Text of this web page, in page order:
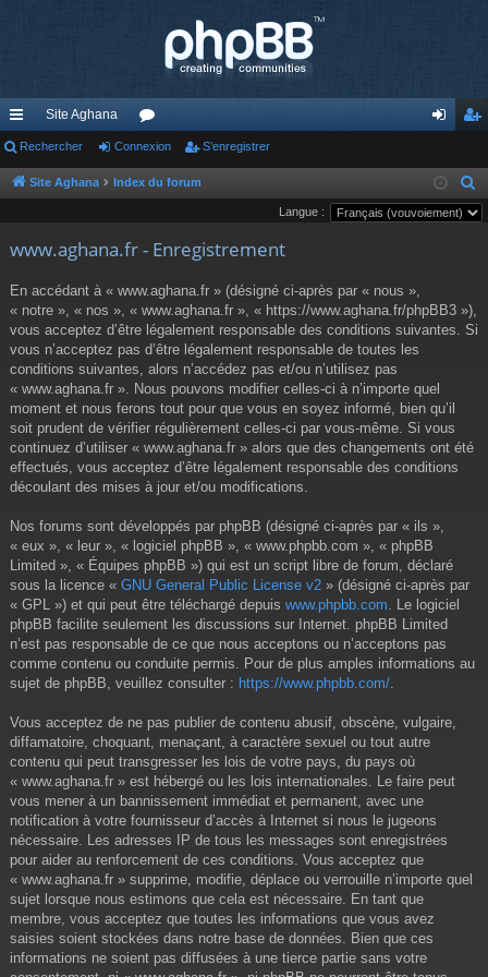
cc
ès
pi
Site Aghana
or
u ne
xi
nr
eg
r
Rechercher Connexion S’enregistrer
Site Aghana Index du forum
e
Langue :
www.aghana.fr - Enregistrement
En accédant à « www.aghana.fr » (désigné ci-après par « nous »,
« notre », « nos », « www.aghana.fr », « https://www.aghana.fr/phpBB3 »),
vous acceptez d’être légalement responsable des conditions suivantes. Si
vous n’acceptez pas d’être légalement responsable de toutes les
conditions suivantes, alors n’accédez pas et/ou n’utilisez pas
« www.aghana.fr ». Nous pouvons modifier celles-ci à n’importe quel
moment et nous ferons tout pour que vous en soyez informé, bien qu’il
soit prudent de vérifier régulièrement celles-ci par vous-même. Si vous
continuez d’utiliser « www.aghana.fr » alors que des changements ont été
effectués, vous acceptez d’être légalement responsable des conditions
découlant des mises à jour et/ou modifications.
Nos forums sont développés par phpBB (désigné ci-après par « ils »,
« eux », « leur », « logiciel phpBB », « www.phpbb.com », « phpBB
Limited », « Équipes phpBB ») qui est un script libre de forum, déclaré
sous la licence « GNU General Public License v2 » (désigné ci-après par
« GPL ») et qui peut être téléchargé depuis www.phpbb.com . Le logiciel
phpBB facilite seulement les discussions sur Internet. phpBB Limited
n’est pas responsable de ce que nous acceptons ou n’acceptons pas
comme contenu ou conduite permis. Pour de plus amples informations au
sujet de phpBB, veuillez consulter : https://www.phpbb.com/
Vous acceptez de ne pas publier de contenu abusif, obscène, vulgaire,
diffamatoire, choquant, menaçant, à caractère sexuel ou tout autre
contenu qui peut transgresser les lois de votre pays, du pays où
« www.aghana.fr » est hébergé ou les lois internationales. Le faire peut
vous mener à un bannissement immédiat et permanent, avec une
notification à votre fournisseur d’accès à Internet si nous le jugeons
nécessaire. Les adresses IP de tous les messages sont enregistrées
pour aider au renforcement de ces conditions. Vous acceptez que
« www.aghana.fr » supprime, modifie, déplace ou verrouille n’importe quel
sujet lorsque nous estimons que cela est nécessaire. En tant que
membre, vous acceptez que toutes les informations que vous avez
saisies soient stockées dans notre base de données. Bien que ces
informations ne soient pas diffusées à une tierce partie sans votre